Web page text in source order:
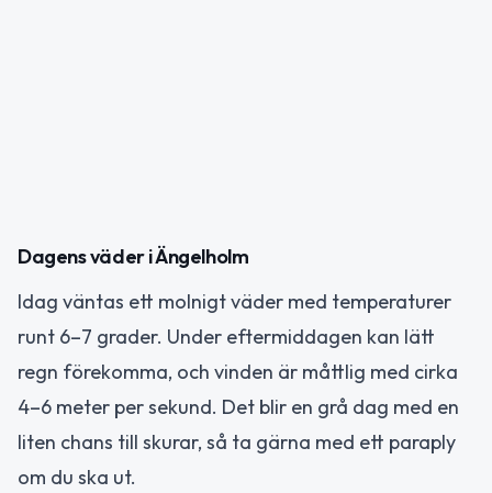
Dagens väder i Ängelholm
Idag väntas ett molnigt väder med temperaturer
runt 6–7 grader. Under eftermiddagen kan lätt
regn förekomma, och vinden är måttlig med cirka
4–6 meter per sekund. Det blir en grå dag med en
liten chans till skurar, så ta gärna med ett paraply
om du ska ut.